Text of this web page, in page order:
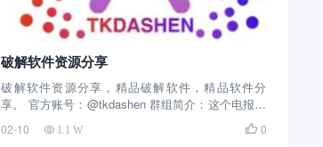
破解软件资源分享
破解软件资源分享，精品破解软件，精品软件分
享。 官方账号：@tkdashen 群组简介：这个电报群
创建的时间很早了，主要分享破解软件，截止目前
拥有8万余人关注，每天不定时分享优秀的软件，并
02-10 1.1 W  0